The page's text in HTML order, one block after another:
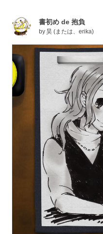
書初め de 抱負
by 昊 (または、erika)